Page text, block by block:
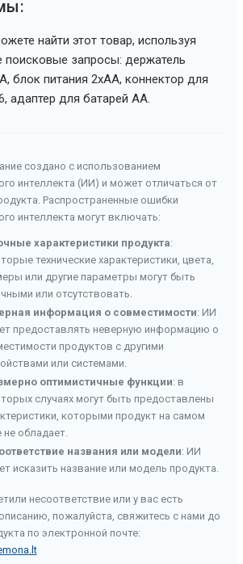
найти этот товар, используя
запросы: держатель
блок питания 2xAA, коннектор для
адаптер для батарей AA.
создано с использованием
интеллекта (ИИ) и может отличаться от
Распространенные ошибки
интеллекта могут включать:
характеристики продукта:
технические характеристики, цвета,
или другие параметры могут быть
или отсутствовать.
информация о совместимости: ИИ
предоставлять неверную информацию о
продуктов с другими
или системами.
оптимистичные функции: в
случаях могут быть предоставлены
которыми продукт на самом
не обладает.
названия или модели: ИИ
исказить название или модель продукта.
несоответствие или у вас есть
пожалуйста, свяжитесь с нами до
по электронной почте: